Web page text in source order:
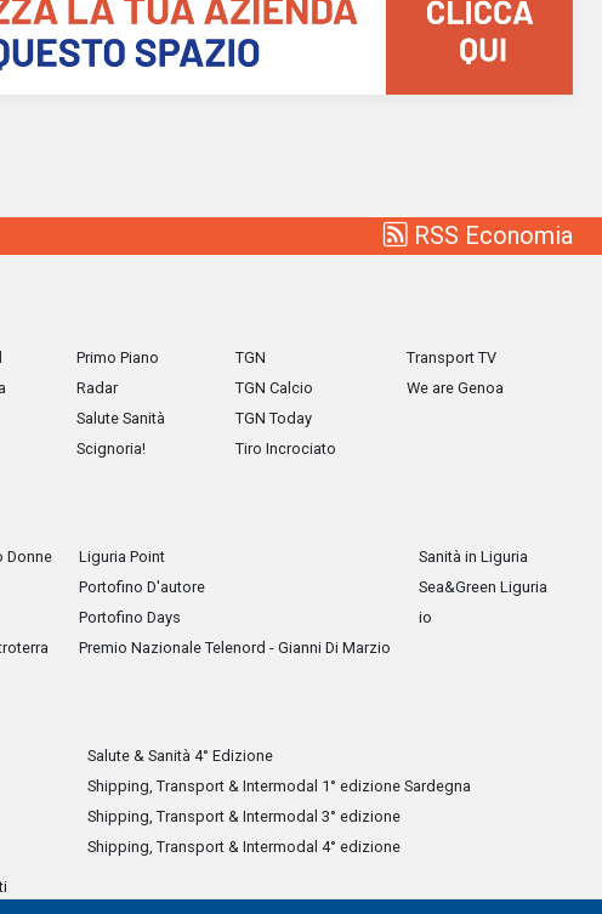
RSS Economia
Primo Piano
Radar
Salute Sanità
Scignoria!
TGN
TGN Calcio
TGN Today
Tiro Incrociato
Transport TV
We are Genoa
Donne
Liguria Point
Portofino D'autore
Portofino Days
Premio Nazionale Telenord - Gianni Di Marzio
Sanità in Liguria
Sea&Green Liguria
io
Salute & Sanità 4° Edizione
Shipping, Transport & Intermodal 1° edizione Sardegna
Shipping, Transport & Intermodal 3° edizione
Shipping, Transport & Intermodal 4° edizione